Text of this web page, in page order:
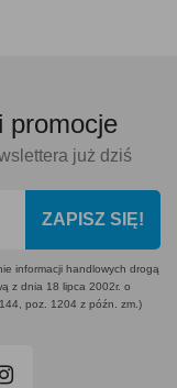
promocje
już dziś
ZAPISZ SIĘ!
informacji handlowych drogą
z dnia 18 lipca 2002r. o
poz. 1204 z późn. zm.)